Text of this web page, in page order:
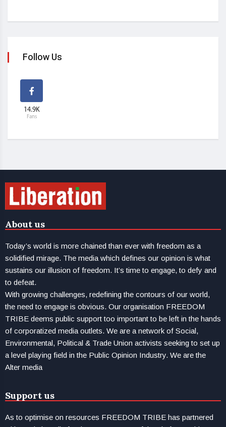
Follow Us
14.9K
Fans
About us
Today’s world is more chained than ever with freedom as a
solidified mirage. The media which defines our opinion is what
sustains our illusion of freedom. It’s time to engage, to defy and
to defeat.
With growing challenges, redefining the contours of our world,
the need to engage is obvious. Our organisation FREEDOM
TRIBE deems public support too important to be left in the hands
of corporatized media outlets. We are a network of Social,
Environmental, Political & Trade Union activists seeking to set up
a level playing field in the Public Opinion Industry. We are the
Alter media
Support us
As to optimise on resources FREEDOM TRIBE has partnered